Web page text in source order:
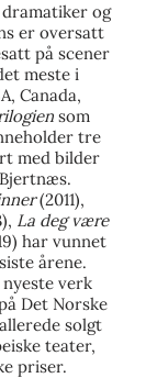
dramatiker og
er oversatt
på scener
meste i
Canada,
som
tre
med bilder
(2011),
La deg være
har vunnet
årene.
verk
Det Norske
solgt
teater,
priser.